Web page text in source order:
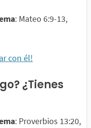
: Mateo 6:9-13,
con él!
¿Tienes
: Proverbios 13:20,